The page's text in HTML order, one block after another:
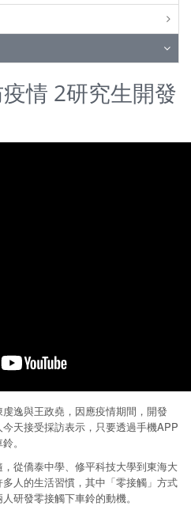
情 2研究生開發
逸與王政堯，因應疫情期間，開發
今天接受採訪表示，只要透過手機APP
。
從僑泰中學、修平科技大學到東海大
人的生活習慣，其中「零接觸」方式
研發零接觸下車鈴的動機。